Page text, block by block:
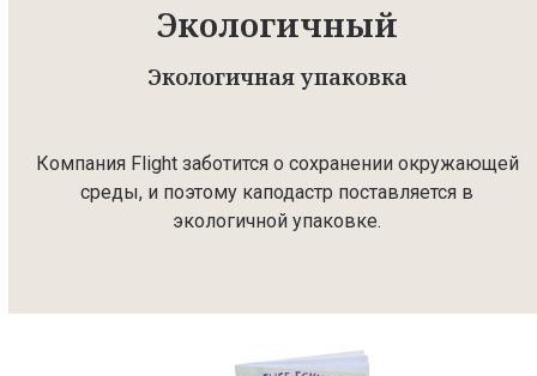
Экологичный
Экологичная упаковка
Компания Flight заботится о сохранении окружающей
среды, и поэтому каподастр поставляется в
экологичной упаковке.